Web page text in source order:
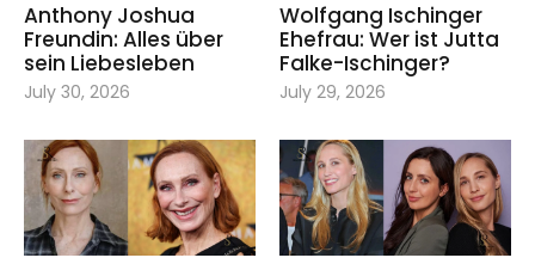
Anthony Joshua
Freundin: Alles über
sein Liebesleben
July 30, 2026
Wolfgang Ischinger
Ehefrau: Wer ist Jutta
Falke-Ischinger?
July 29, 2026